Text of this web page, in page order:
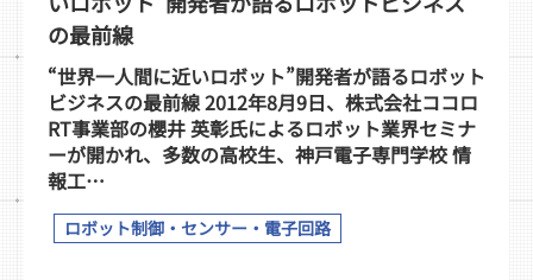
の最前線
“世界一人間に近いロボット”開発者が語るロボット
ビジネスの最前線 2012年8月9日、株式会社ココロ
RT事業部の櫻井 英彰氏によるロボット業界セミナ
ーが開かれ、多数の高校生、神戸電子専門学校 情
報工…
ロボット制御・センサー・電子回路